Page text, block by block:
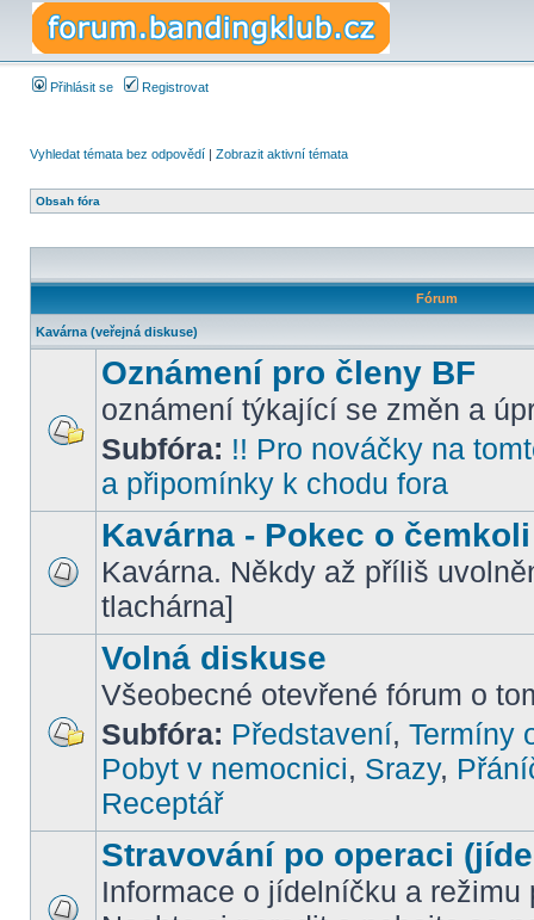
Přihlásit se Registrovat
Vyhledat témata bez odpovědí | Zobrazit aktivní témata
Obsah fóra
Fórum
Kavárna (veřejná diskuse)
Oznámení pro členy BF
oznámení týkající se změn a
Subfóra: !! Pro nováčky na
a připomínky k chodu fora
Kavárna - Pokec o čemkoli
Kavárna. Někdy až příliš
tlachárna]
Volná diskuse
Všeobecné otevřené fórum o
Subfóra: Představení, Termíny
Pobyt v nemocnici, Srazy,
Receptář
Stravování po operaci
Informace o jídelníčku a režimu